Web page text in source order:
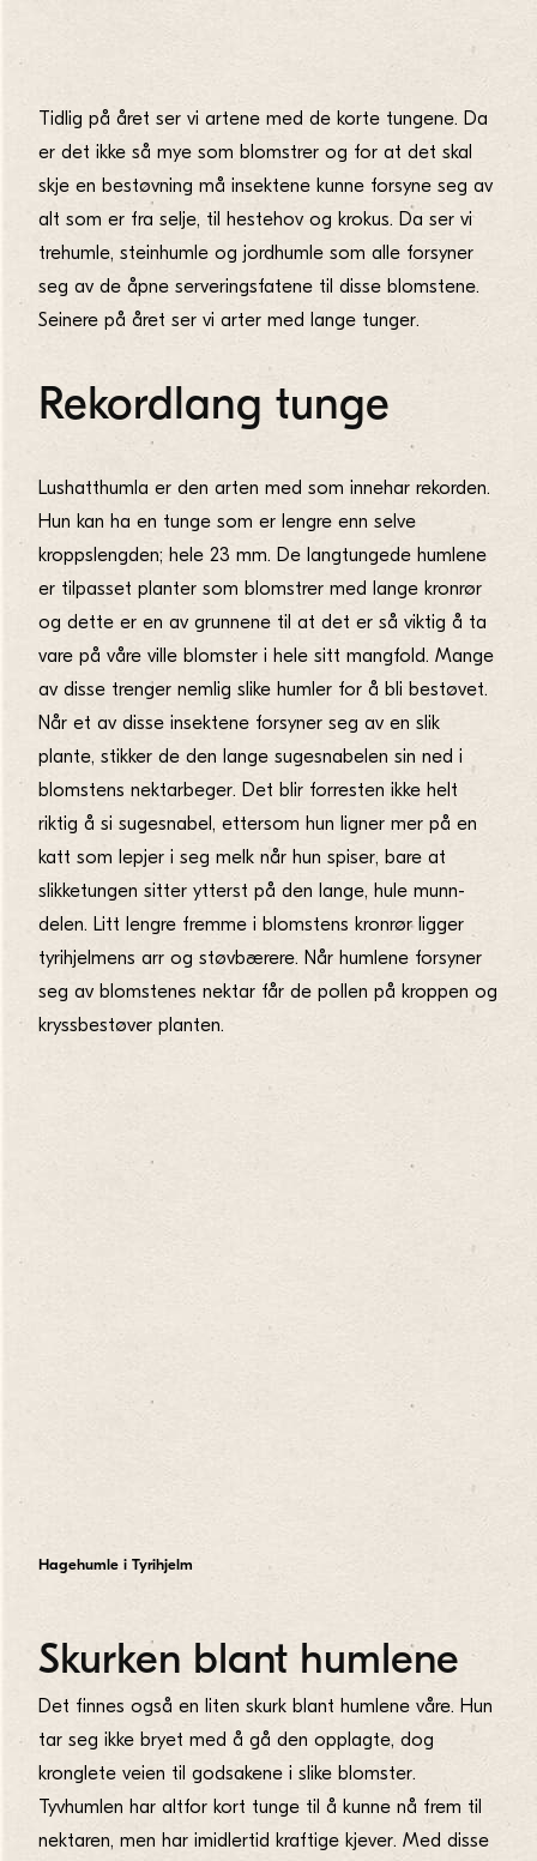
Tidlig på året ser vi artene med de korte tungene. Da
er det ikke så mye som blomstrer og for at det skal
skje en bestøvning må insektene kunne forsyne seg av
alt som er fra selje, til hestehov og krokus. Da ser vi
trehumle, steinhumle og jordhumle som alle forsyner
seg av de åpne serveringsfatene til disse blomstene.
Seinere på året ser vi arter med lange tunger.
Rekordlang tunge
Lushatthumla er den arten med som innehar rekorden.
Hun kan ha en tunge som er lengre enn selve
kroppslengden; hele 23 mm. De langtungede humlene
er tilpasset planter som blomstrer med lange kronrør
og dette er en av grunnene til at det er så viktig å ta
vare på våre ville blomster i hele sitt mangfold. Mange
av disse trenger nemlig slike humler for å bli bestøvet.
Når et av disse insektene forsyner seg av en slik
plante, stikker de den lange sugesnabelen sin ned i
blomstens nektarbeger. Det blir forresten ikke helt
riktig å si sugesnabel, ettersom hun ligner mer på en
katt som lepjer i seg melk når hun spiser, bare at
slikketungen sitter ytterst på den lange, hule munn-
delen. Litt lengre fremme i blomstens kronrør ligger
tyrihjelmens arr og støvbærere. Når humlene forsyner
seg av blomstenes nektar får de pollen på kroppen og
kryssbestøver planten.
Hagehumle i Tyrihjelm
Skurken blant humlene
Det finnes også en liten skurk blant humlene våre. Hun
tar seg ikke bryet med å gå den opplagte, dog
kronglete veien til godsakene i slike blomster.
Tyvhumlen har altfor kort tunge til å kunne nå frem til
nektaren, men har imidlertid kraftige kjever. Med disse